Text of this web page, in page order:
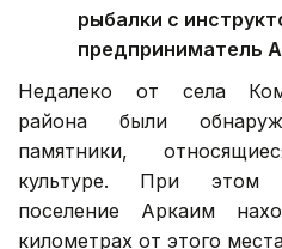
рыбалки с
предприниматель
Недалеко от села
района были
памятники,
культуре. При этом
поселение Аркаим
километрах от этого